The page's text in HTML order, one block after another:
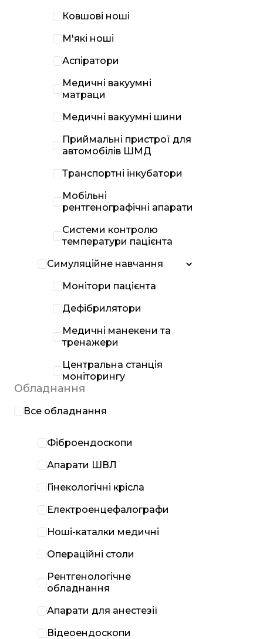
Ковшові ноші
М'які ноші
Аспіратори
Медичні вакуумні
матраци
Медичні вакуумні шини
Приймальні пристрої для
автомобілів ШМД
Транспортні інкубатори
Мобільні
рентгенографічні апарати
Системи контролю
температури пацієнта
Симуляційне навчання
Монітори пацієнта
Дефібрилятори
Медичні манекени та
тренажери
Центральна станція
моніторингу
Обладнання
Все обладнання
Фіброендоскопи
Апарати ШВЛ
Гінекологічні крісла
Електроенцефалографи
Ноші-каталки медичні
Операційні столи
Рентгенологічне
обладнання
Апарати для анестезії
Відеоендоскопи